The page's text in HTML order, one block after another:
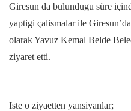
Giresun da bulundugu süre
yaptigi çalismalar ile
olarak Yavuz Kemal Belde
ziyaret etti.
Iste o ziyaetten yansiyanlar;